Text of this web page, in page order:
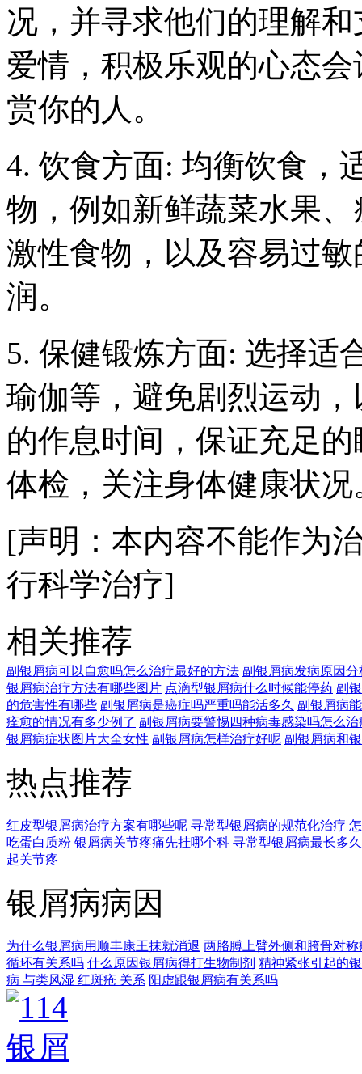
况，并寻求他们的理解
爱情，积极乐观的心态
赏你的人。
4. 饮食方面: 均衡饮食，
物，例如新鲜蔬菜水果
激性食物，以及容易过
润。
5. 保健锻炼方面: 选择适
瑜伽等，避免剧烈运动
的作息时间，保证充足
体检，关注身体健康状况
[声明：本内容不能作为
行科学治疗]
相关推荐
副银屑病可以自愈吗怎么治疗最好的方法 副银屑病发病原因分
银屑病治疗方法有哪些图片 点滴型银屑病什么时候能停药 副
的危害性有哪些 副银屑病是癌症吗严重吗能活多久 副银屑病
痊愈的情况有多少例了 副银屑病要警惕四种病毒感染吗怎么治
银屑病症状图片大全女性 副银屑病怎样治疗好呢 副银屑病和
热点推荐
红皮型银屑病治疗方案有哪些呢 寻常型银屑病的规范化治疗
吃蛋白质粉 银屑病关节疼痛先挂哪个科 寻常型银屑病最长多
起关节疼
银屑病病因
为什么银屑病用顺丰康王抹就消退 两胳膊上臂外侧和胯骨对
循环有关系吗 什么原因银屑病得打生物制剂 精神紧张引起的
病 与类风湿 红斑疮 关系 阳虚跟银屑病有关系吗